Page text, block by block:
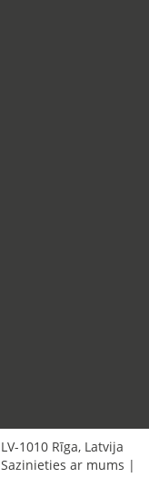
LV-1010 Rīga, Latvija
Sazinieties ar mums |